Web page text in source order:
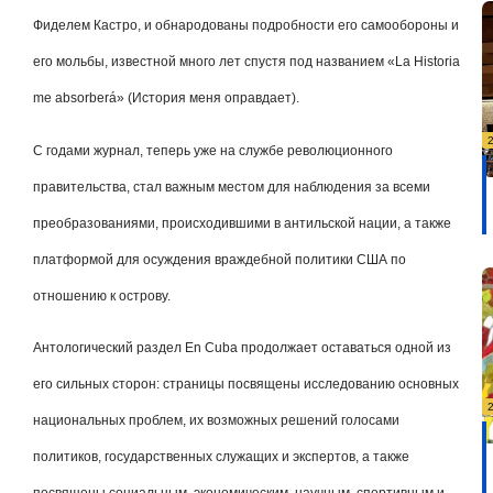
Фиделем Кастро, и обнародованы подробности его самообороны и
его мольбы, известной много лет спустя под названием « La Historia
me absorberá» (История меня оправдает).
С годами журнал, теперь уже на службе революционного
правительства, стал важным местом для наблюдения за всеми
преобразованиями, происходившими в антильской нации, а также
платформой для осуждения враждебной политики США по
отношению к острову.
Антологический раздел En Cuba продолжает оставаться одной из
его сильных сторон: страницы посвящены исследованию основных
национальных проблем, их возможных решений голосами
политиков, государственных служащих и экспертов, а также